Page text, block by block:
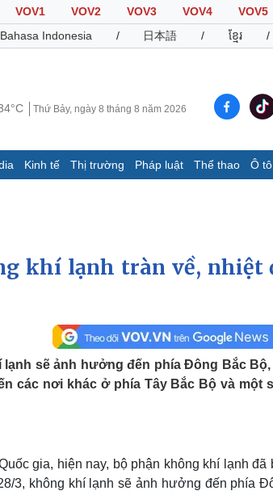
VOV1 VOV2 VOV3 VOV4 VOV5
Bahasa Indonesia / 日本語 / ខ្មែរ /
Thứ Bảy, ngày 8 tháng 8 năm 2026
Kinh tế Thị trường Pháp luật Thể thao Ô
Thể thao
Lịch thi đấu bóng đá
Thế giới thể thao
Ô tô -
Xe máy
Tư vấn
Sân khấu - Điện ảnh
Văn học
Nghệ sĩ
Thời
khí lạnh tràn về, nhiệt
lạnh sẽ ảnh hưởng đến phía Đông Bắc
các nơi khác ở phía Tây Bắc Bộ và một
gia, hiện nay, bộ phận không khí lạnh đã
3, không khí lạnh sẽ ảnh hưởng đến phía